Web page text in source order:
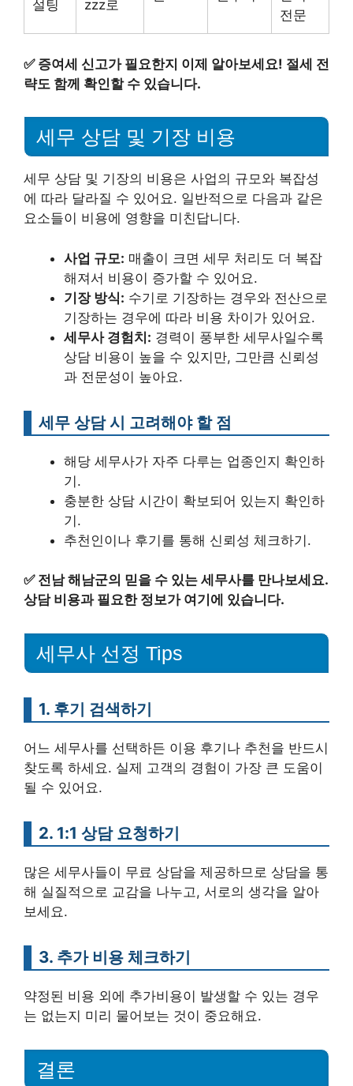
설팅 zzz로
전문
✅ 증여세 신고가 필요한지 이제 알아보세요! 절세 전
략도 함께 확인할 수 있습니다.
세무 상담 및 기장 비용
세무 상담 및 기장의 비용은 사업의 규모와 복잡성
에 따라 달라질 수 있어요. 일반적으로 다음과 같은
요소들이 비용에 영향을 미친답니다.
사업 규모: 매출이 크면 세무 처리도 더 복잡
해져서 비용이 증가할 수 있어요.
기장 방식: 수기로 기장하는 경우와 전산으로
기장하는 경우에 따라 비용 차이가 있어요.
세무사 경험치: 경력이 풍부한 세무사일수록
상담 비용이 높을 수 있지만, 그만큼 신뢰성
과 전문성이 높아요.
세무 상담 시 고려해야 할 점
해당 세무사가 자주 다루는 업종인지 확인하
기.
충분한 상담 시간이 확보되어 있는지 확인하
기.
추천인이나 후기를 통해 신뢰성 체크하기.
✅ 전남 해남군의 믿을 수 있는 세무사를 만나보세요.
상담 비용과 필요한 정보가 여기에 있습니다.
세무사 선정 Tips
1. 후기 검색하기
어느 세무사를 선택하든 이용 후기나 추천을 반드시
찾도록 하세요. 실제 고객의 경험이 가장 큰 도움이
될 수 있어요.
2. 1:1 상담 요청하기
많은 세무사들이 무료 상담을 제공하므로 상담을 통
해 실질적으로 교감을 나누고, 서로의 생각을 알아
보세요.
3. 추가 비용 체크하기
약정된 비용 외에 추가비용이 발생할 수 있는 경우
는 없는지 미리 물어보는 것이 중요해요.
결론